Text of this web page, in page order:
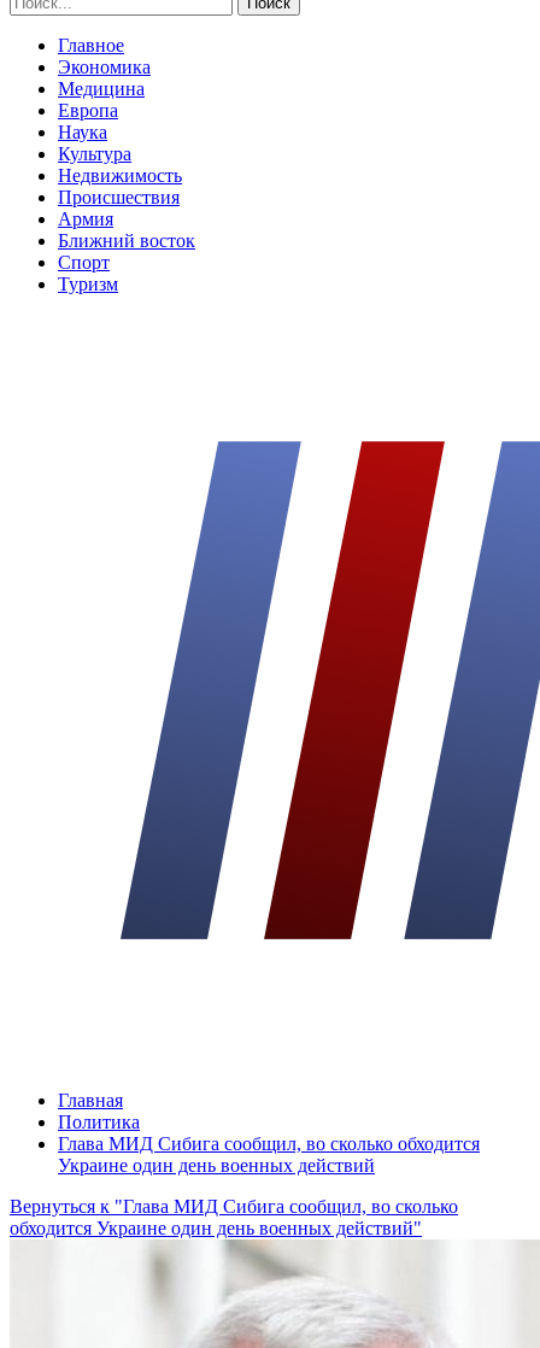
Главное
Экономика
Медицина
Европа
Наука
Культура
Недвижимость
Происшествия
Армия
Ближний восток
Спорт
Туризм
Главная
Политика
Глава МИД Сибига сообщил, во сколько обходится
Украине один день военных действий
Вернуться к "Глава МИД Сибига сообщил, во сколько
обходится Украине один день военных действий"